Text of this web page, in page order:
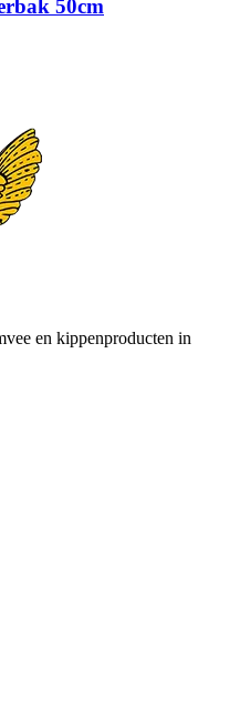
50cm
en kippenproducten in